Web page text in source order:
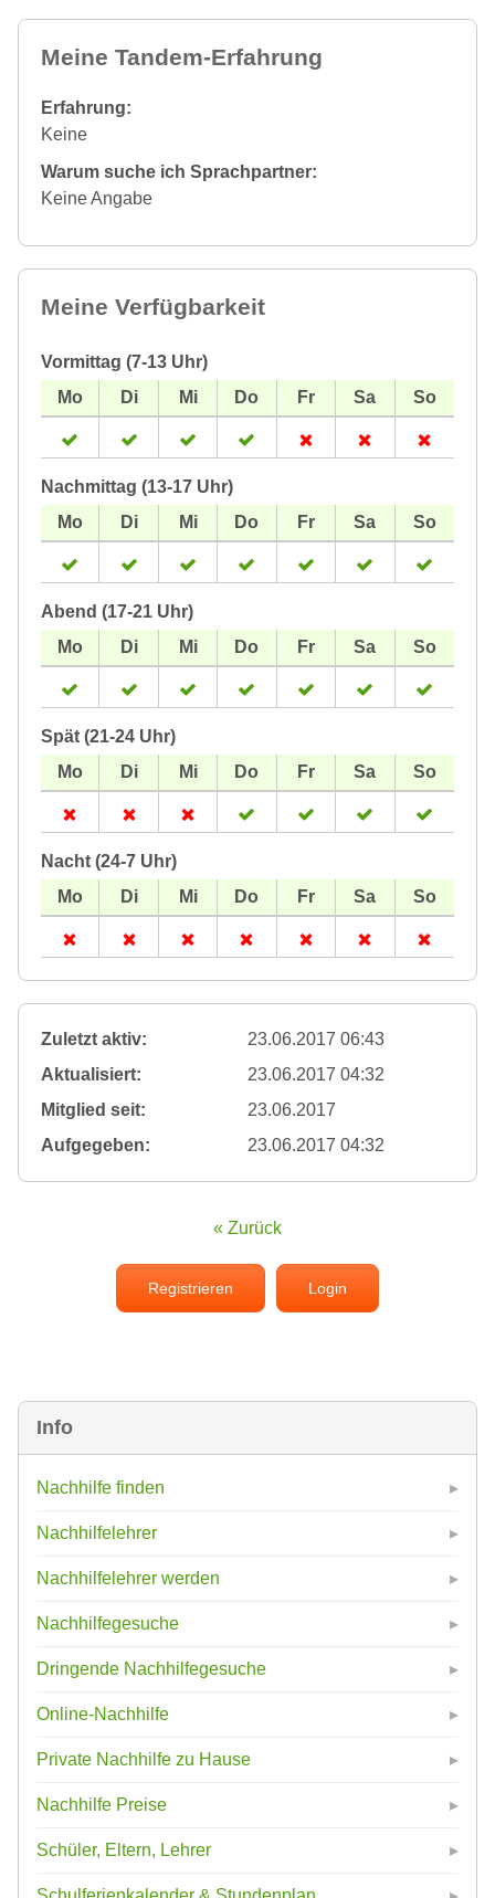
Info
Nachhilfe finden
Nachhilfelehrer
Nachhilfelehrer werden
Nachhilfegesuche
Dringende Nachhilfegesuche
Online-Nachhilfe
Private Nachhilfe zu Hause
Nachhilfe Preise
Schüler, Eltern, Lehrer
Meine Tandem-Erfahrung
Erfahrung:
Keine
Warum suche ich Sprachpartner:
Keine Angabe
Meine Verfügbarkeit
Vormittag (7-13 Uhr)
Nachmittag (13-17 Uhr)
Abend (17-21 Uhr)
Spät (21-24 Uhr)
Nacht (24-7 Uhr)
Zuletzt aktiv:
23.06.2017 06:43
Aktualisiert:
23.06.2017 04:32
Mitglied seit:
23.06.2017
Aufgegeben:
23.06.2017 04:32
« Zurück
Registrieren Login